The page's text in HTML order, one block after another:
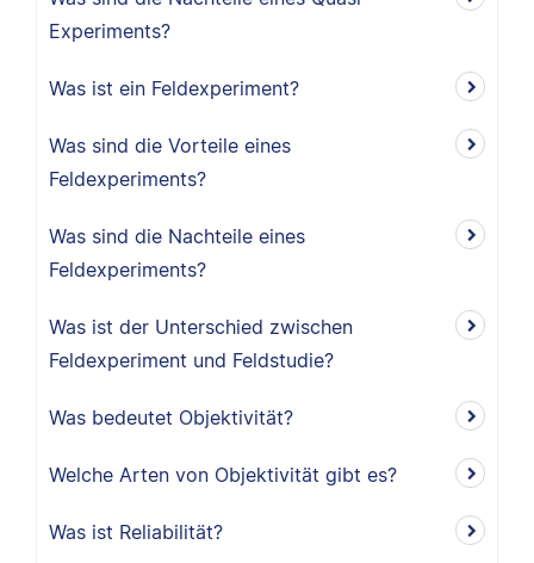
Experiments?
Was ist ein Feldexperiment?
Was sind die Vorteile eines
Feldexperiments?
Was sind die Nachteile eines
Feldexperiments?
Was ist der Unterschied zwischen
Feldexperiment und Feldstudie?
Was bedeutet Objektivität?
Welche Arten von Objektivität gibt es?
Was ist Reliabilität?